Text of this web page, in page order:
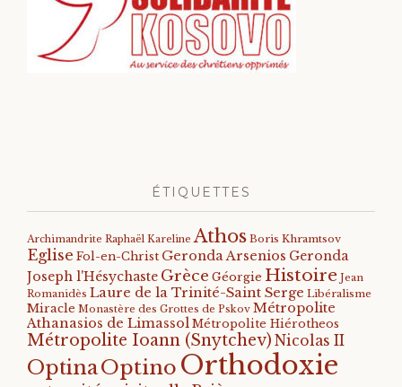
ÉTIQUETTES
Archimandrite Raphaël Kareline Athos Boris Khramtsov
Eglise Fol-en-Christ Geronda Arsenios Geronda
Joseph l'Hésychaste Grèce Géorgie Histoire Jean
Romanidès Laure de la Trinité-Saint Serge Libéralisme
Miracle Monastère des Grottes de Pskov Métropolite
Athanasios de Limassol Métropolite Hiérotheos
Métropolite Ioann (Snytchev) Nicolas II
OptinaOptino Orthodoxie